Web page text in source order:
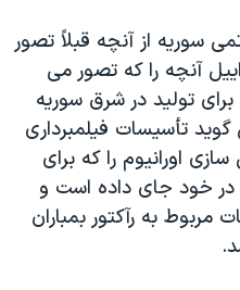
سوريه از آنچه قبلاً تصور
آنچه را که تصور می
توليد در شرق سوريه
تأسيسات فيلمبرداری
اورانيوم را که برای
در خود جای داده است و
به رآکتور بمباران